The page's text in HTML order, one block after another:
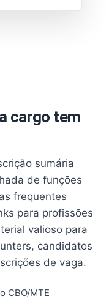
cargo tem
sumária
de funções
frequentes
para profissões
valioso para
candidatos
de vaga.
CBO/MTE